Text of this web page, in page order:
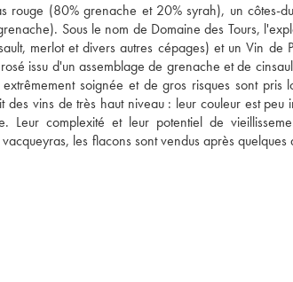
rouge (80% grenache et 20% syrah), un côtes-
Sous le nom de Domaine des Tours,
merlot et divers autres cépages) et un Vin de
issu d'un assemblage de grenache et de
soignée et de gros risques sont pris
vins de très haut niveau : leur couleur est peu
Leur complexité et leur potentiel de
les flacons sont vendus après quelques